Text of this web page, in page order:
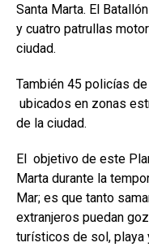
Santa Marta. El
y cuatro patrullas
ciudad.
También 45 policías
ubicados en zonas
de la ciudad.
El objetivo de este
Marta durante la
Mar; es que tanto
extranjeros puedan
turísticos de sol, playa